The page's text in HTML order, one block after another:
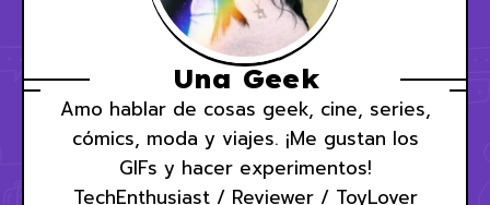
Una Geek
Amo hablar de cosas geek, cine, series,
cómics, moda y viajes. ¡Me gustan los
GIFs y hacer experimentos!
TechEnthusiast / Reviewer / ToyLover